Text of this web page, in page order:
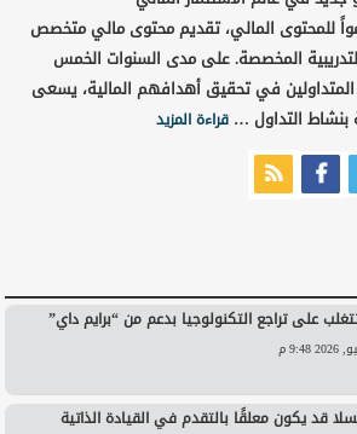
للمحتوى المالي، تقديم محتوى مالي متخصص
التدريبية المخصصة. على مدى السنوات الخمس
المتداولين في تحقيق أهدافهم المالية، يسعى
بنشاط التداول …قراءة المزيد
على تراجع التكنولوجيا بدعم من “برايم داي”
قد يكون معلقًا بالتقدم في القيادة الذاتية